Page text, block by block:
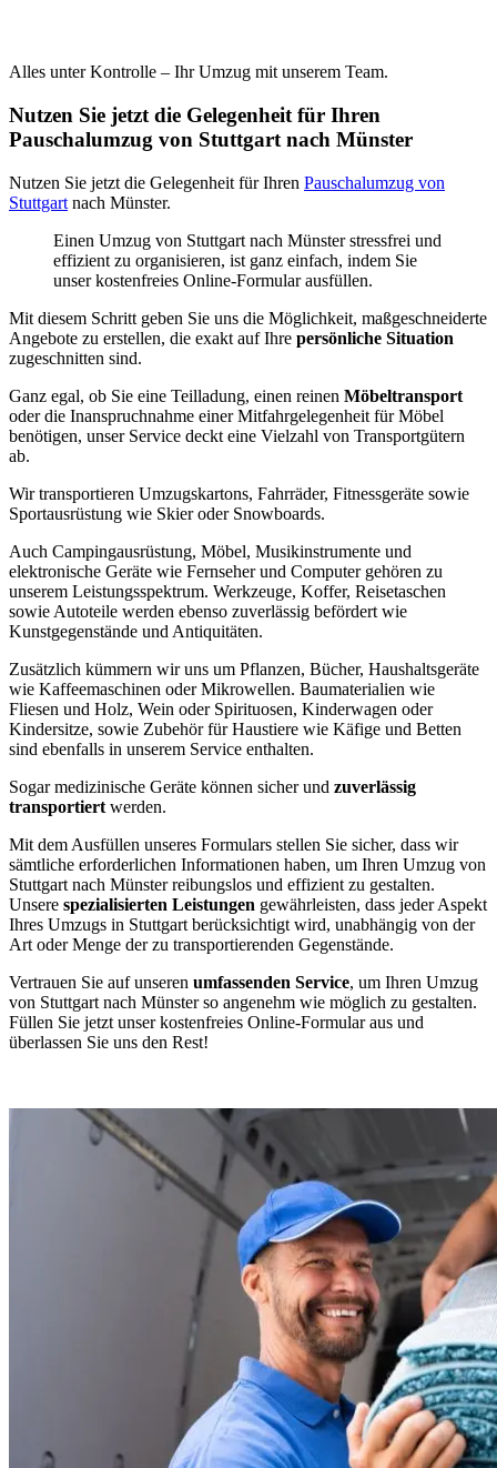
Alles unter Kontrolle – Ihr Umzug mit unserem Team.
Nutzen Sie jetzt die Gelegenheit für Ihren
Pauschalumzug von Stuttgart nach Münster
Nutzen Sie jetzt die Gelegenheit für Ihren Pauschalumzug von
Stuttgart nach Münster.
Einen Umzug von Stuttgart nach Münster stressfrei und
effizient zu organisieren, ist ganz einfach, indem Sie
unser kostenfreies Online-Formular ausfüllen.
Mit diesem Schritt geben Sie uns die Möglichkeit, maßgeschneiderte
Angebote zu erstellen, die exakt auf Ihre persönliche Situation
zugeschnitten sind.
Ganz egal, ob Sie eine Teilladung, einen reinen Möbeltransport
oder die Inanspruchnahme einer Mitfahrgelegenheit für Möbel
benötigen, unser Service deckt eine Vielzahl von Transportgütern
ab.
Wir transportieren Umzugskartons, Fahrräder, Fitnessgeräte sowie
Sportausrüstung wie Skier oder Snowboards.
Auch Campingausrüstung, Möbel, Musikinstrumente und
elektronische Geräte wie Fernseher und Computer gehören zu
unserem Leistungsspektrum. Werkzeuge, Koffer, Reisetaschen
sowie Autoteile werden ebenso zuverlässig befördert wie
Kunstgegenstände und Antiquitäten.
Zusätzlich kümmern wir uns um Pflanzen, Bücher, Haushaltsgeräte
wie Kaffeemaschinen oder Mikrowellen. Baumaterialien wie
Fliesen und Holz, Wein oder Spirituosen, Kinderwagen oder
Kindersitze, sowie Zubehör für Haustiere wie Käfige und Betten
sind ebenfalls in unserem Service enthalten.
Sogar medizinische Geräte können sicher und zuverlässig
transportiert werden.
Mit dem Ausfüllen unseres Formulars stellen Sie sicher, dass wir
sämtliche erforderlichen Informationen haben, um Ihren Umzug von
Stuttgart nach Münster reibungslos und effizient zu gestalten.
Unsere spezialisierten Leistungen gewährleisten, dass jeder Aspekt
Ihres Umzugs in Stuttgart berücksichtigt wird, unabhängig von der
Art oder Menge der zu transportierenden Gegenstände.
Vertrauen Sie auf unseren umfassenden Service, um Ihren Umzug
von Stuttgart nach Münster so angenehm wie möglich zu gestalten.
Füllen Sie jetzt unser kostenfreies Online-Formular aus und
überlassen Sie uns den Rest!